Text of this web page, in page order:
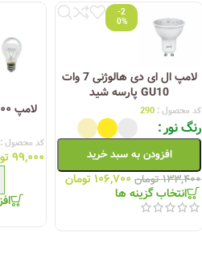
-2
0%
لامپ ال ای دی هالوژنی 7 وات
GU10 پارسه شید
کد محصول : 290
رنگ نور
افزودن به سبد خرید
۱۳۳,۴۰۰ تومان ۱۰۶,۷۰۰ تومان
انتخاب گزینه ها
کد محصول
۹۹,۰۰۰